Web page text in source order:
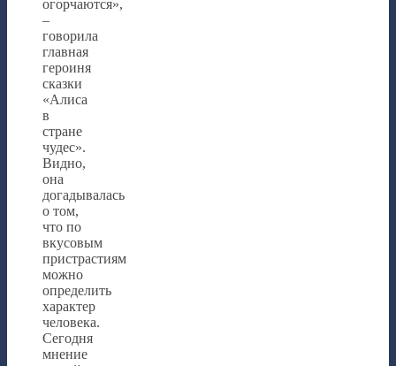
огорчаются»,
–
говорила
главная
героиня
сказки
«Алиса
в
стране
чудес».
Видно,
она
догадывалась
о том,
что по
вкусовым
пристрастиям
можно
определить
характер
человека.
Сегодня
мнение